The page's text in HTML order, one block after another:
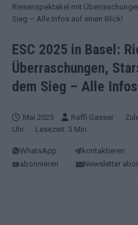
Riesenspektakel mit
Sieg – Alle Infos auf einen Blick!
ESC 2025 in Basel:
Überraschungen,
dem Sieg – Alle
Mai 2025 Raffi Gasser
·
Uhr
· Lesezeit: 3 Min.
WhatsApp kontaktieren
abonnieren
Newsletter